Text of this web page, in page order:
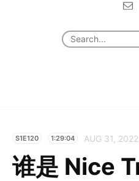
S1E120 1:29:04 AUG 31, 2022
谁是 Nice